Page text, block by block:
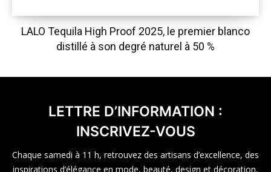
LALO Tequila High Proof 2025, le premier blanco
distillé à son degré naturel à 50 %
LETTRE D’INFORMATION :
INSCRIVEZ-VOUS
Chaque samedi à 11 h, retrouvez des artisans d’excellence, des
inspirations d’élégance en mode, beauté, design et décoration,